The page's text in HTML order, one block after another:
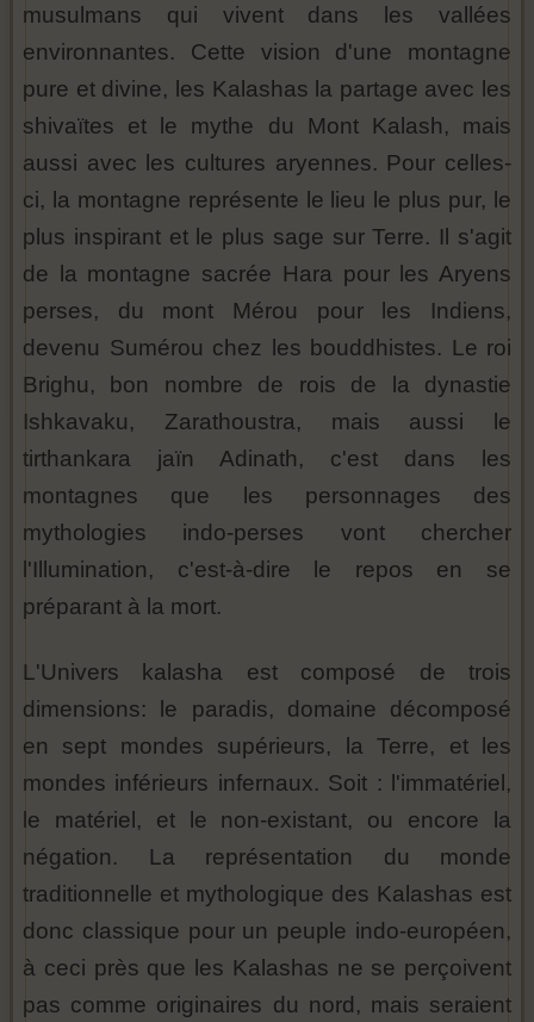
musulmans qui vivent dans les vallées
environnantes. Cette vision d'une montagne
pure et divine, les Kalashas la partage avec les
shivaïtes et le mythe du Mont Kalash, mais
aussi avec les cultures aryennes. Pour celles-
ci, la montagne représente le lieu le plus pur, le
plus inspirant et le plus sage sur Terre. Il s'agit
de la montagne sacrée Hara pour les Aryens
perses, du mont Mérou pour les Indiens,
devenu Sumérou chez les bouddhistes. Le roi
Brighu, bon nombre de rois de la dynastie
Ishkavaku, Zarathoustra, mais aussi le
tirthankara jaïn Adinath, c'est dans les
montagnes que les personnages des
mythologies indo-perses vont chercher
l'Illumination, c'est-à-dire le repos en se
préparant à la mort.
L'Univers kalasha est composé de trois
dimensions: le paradis, domaine décomposé
en sept mondes supérieurs, la Terre, et les
mondes inférieurs infernaux. Soit : l'immatériel,
le matériel, et le non-existant, ou encore la
négation. La représentation du monde
traditionnelle et mythologique des Kalashas est
donc classique pour un peuple indo-européen,
à ceci près que les Kalashas ne se perçoivent
pas comme originaires du nord, mais seraient